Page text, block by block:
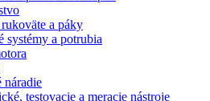
a páky
systémy a potrubia
náradie
testovacie a meracie nástroje